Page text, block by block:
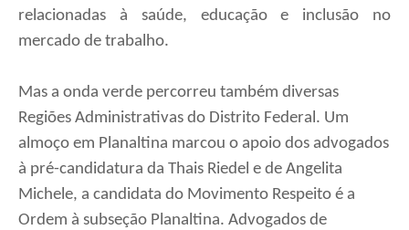
relacionadas à saúde, educação e inclusão no
mercado de trabalho.
Mas a onda verde percorreu também diversas
Regiões Administrativas do Distrito Federal. Um
almoço em Planaltina marcou o apoio dos advogados
à pré-candidatura da Thais Riedel e de Angelita
Michele, a candidata do Movimento Respeito é a
Ordem à subseção Planaltina. Advogados de